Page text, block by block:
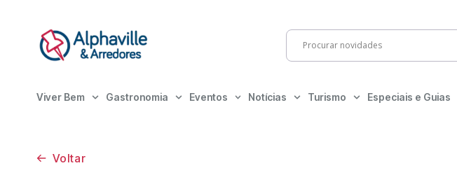
Viver Bem Gastronomia Eventos Notícias Turismo Especiais e Guias
Voltar